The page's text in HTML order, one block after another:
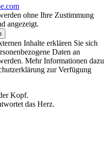
ohne Ihre Zustimmung
angezeigt.
Inhalte erklären Sie sich
Daten an
Mehr Informationen dazu
zur Verfügung
Kopf.
das Herz.